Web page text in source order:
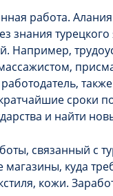
работа.
знания
Например,
сроки
и найти
связанный с
куда
кожи.